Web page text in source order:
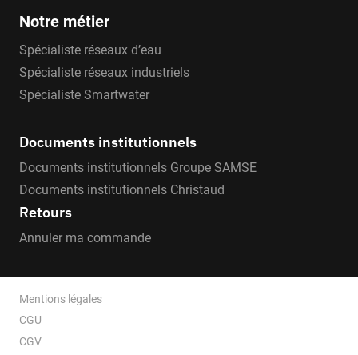
Notre métier
Spécialiste réseaux d’eau
Spécialiste réseaux industriels
Spécialiste Smartwater
Documents institutionnels
Documents institutionnels Groupe SAMSE
Documents institutionnels Christaud
Retours
Annuler ma commande
Mentions légales
CGU
CGV